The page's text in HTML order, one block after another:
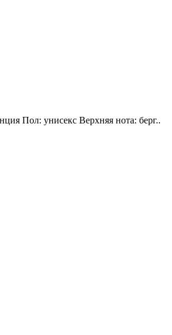
Пол: унисекс Верхняя нота: берг..